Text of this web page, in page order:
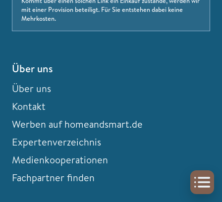
mit einer Provision beteiligt. Für Sie entstehen dabei keine
Mehrkosten.
Über uns
Über uns
Kontakt
Werben auf homeandsmart.de
Expertenverzeichnis
Medienkooperationen
Fachpartner finden